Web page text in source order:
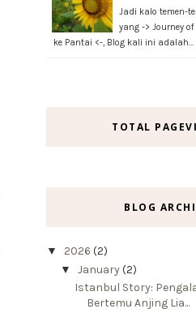
Jadi kalo temen-
yang -> Journey of
ke Pantai <-, Blog kali ini adalah…
TOTAL
BLOG
▼ 2026 (2)
▼ January(2)
Istanbul Story:
Bertemu Anjing Lia...